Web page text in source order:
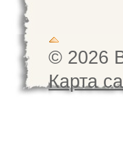
© 2026
Карта